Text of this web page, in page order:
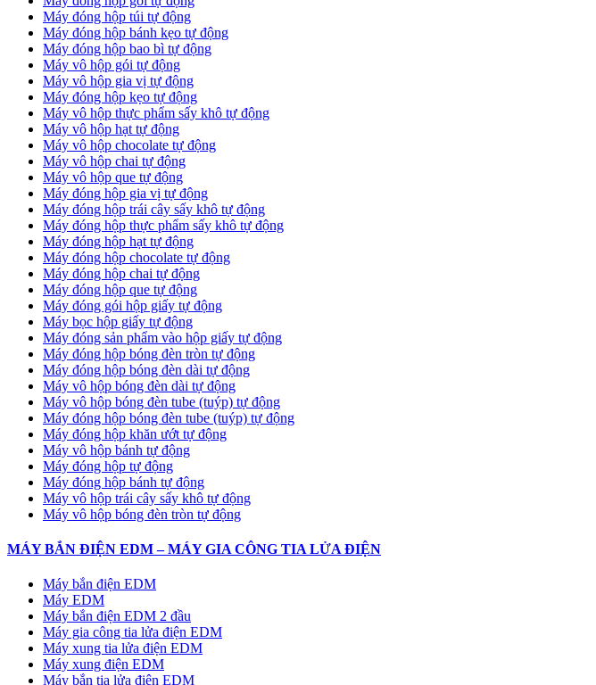
Máy đóng hộp túi tự động
Máy đóng hộp bánh kẹo tự động
Máy đóng hộp bao bì tự động
Máy vô hộp gói tự động
Máy vô hộp gia vị tự động
Máy đóng hộp kẹo tự động
Máy vô hộp thực phẩm sấy khô tự động
Máy vô hộp hạt tự động
Máy vô hộp chocolate tự động
Máy vô hộp chai tự động
Máy vô hộp que tự động
Máy đóng hộp gia vị tự động
Máy đóng hộp trái cây sấy khô tự động
Máy đóng hộp thực phẩm sấy khô tự động
Máy đóng hộp hạt tự động
Máy đóng hộp chocolate tự động
Máy đóng hộp chai tự động
Máy đóng hộp que tự động
Máy đóng gói hộp giấy tự động
Máy bọc hộp giấy tự động
Máy đóng sản phẩm vào hộp giấy tự động
Máy đóng hộp bóng đèn tròn tự động
Máy đóng hộp bóng đèn dài tự động
Máy vô hộp bóng đèn dài tự động
Máy vô hộp bóng đèn tube (tuýp) tự động
Máy đóng hộp bóng đèn tube (tuýp) tự động
Máy đóng hộp khăn ướt tự động
Máy vô hộp bánh tự động
Máy đóng hộp tự động
Máy đóng hộp bánh tự động
Máy vô hộp trái cây sấy khô tự động
Máy vô hộp bóng đèn tròn tự động
MÁY BẮN ĐIỆN EDM – MÁY GIA CÔNG TIA LỬA ĐIỆN
Máy bắn điện EDM
Máy EDM
Máy bắn điện EDM 2 đầu
Máy gia công tia lửa điện EDM
Máy xung tia lửa điện EDM
Máy xung điện EDM
Máy bắn tia lửa điện EDM